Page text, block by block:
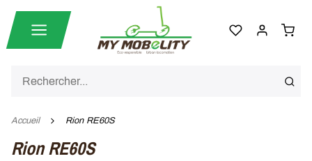
Accueil Rion RE60S
Rion RE60S